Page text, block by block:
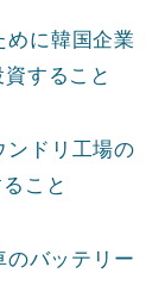
めに韓国企業
すること
ンドリ工場の
こと
バッテリー